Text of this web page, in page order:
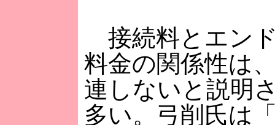
接続料とエン
料金の関係性は
連しないと説明
多い。弓削氏は